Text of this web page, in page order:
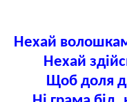
Нехай
Нехай
Щоб доля